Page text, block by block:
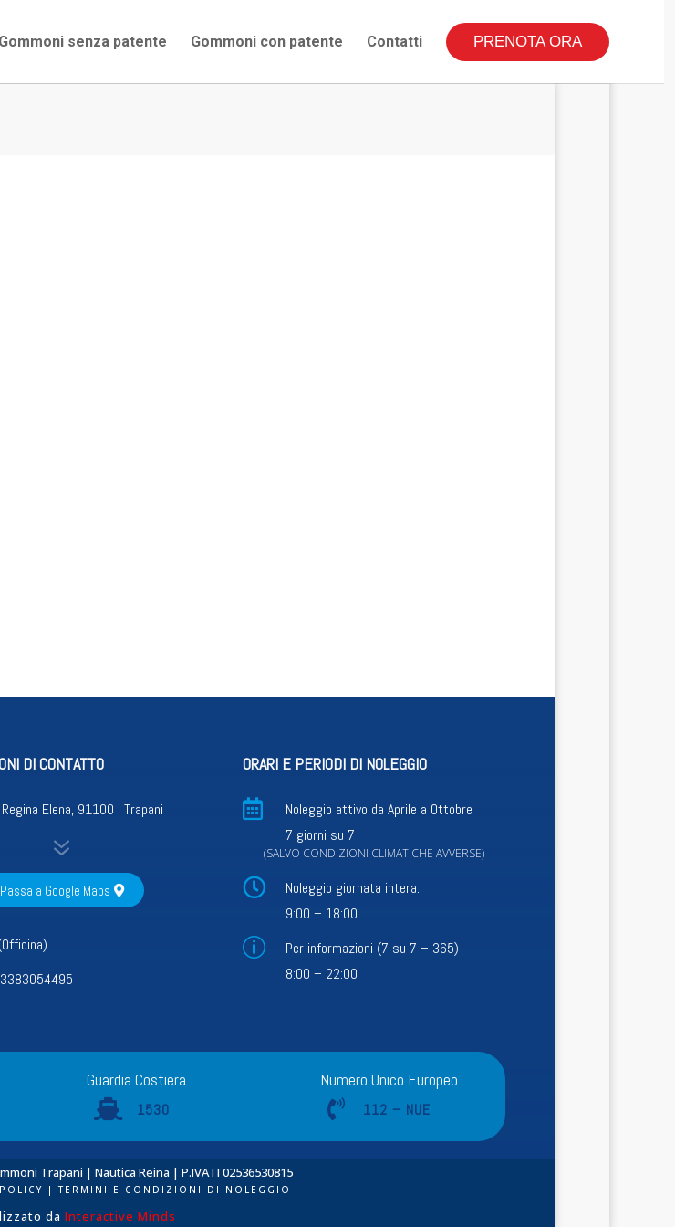
senza patente Gommoni con patente Contatti PRENOTA ORA
Gommoni senza patente Gommoni con patente Contatti PRENOTA ORA
DI CONTATTO
Elena, 91100 | Trapani
7
Passa a Google Maps
ORARI E PERIODI DI NOLEGGIO

Noleggio attivo da Aprile a Ottobre
7 giorni su 7
(SALVO CONDIZIONI CLIMATICHE AVVERSE)

Noleggio giornata intera:
9:00 – 18:00
p
Per informazioni (7 su 7 – 365)
8:00 – 22:00
Guardia Costiera
 1530
Numero Unico Europeo
 112 – NUE
Trapani | Nautica Reina | P.IVA IT02536530815
|TERMINI E CONDIZIONI DI NOLEGGIO
da Interactive Minds